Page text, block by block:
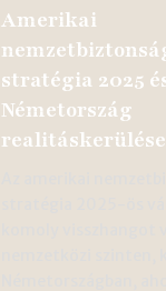
Amerikai
stratégia 2025
Németország
realitáskerülése